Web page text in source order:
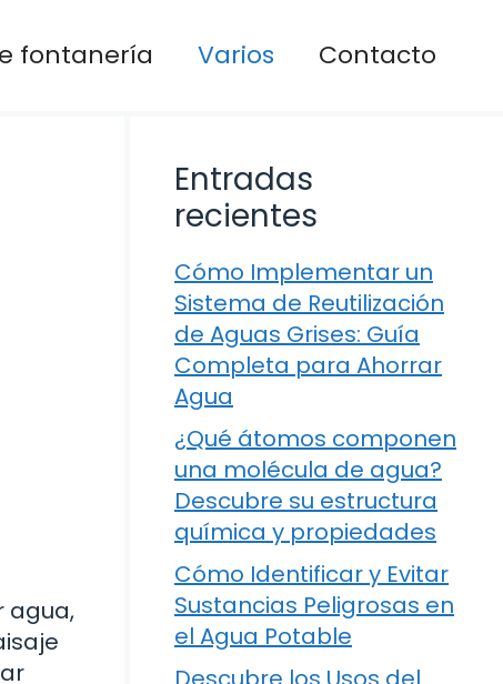
fontanería Varios Contacto
agua,
Entradas
recientes
Cómo Implementar un
Sistema de Reutilización
de Aguas Grises: Guía
Completa para Ahorrar
Agua
¿Qué átomos componen
una molécula de agua?
Descubre su estructura
química y propiedades
Cómo Identificar y Evitar
Sustancias Peligrosas en
el Agua Potable